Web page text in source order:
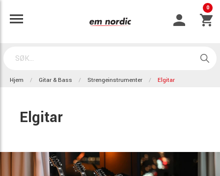
0
Hjem Gitar & Bass Strengeinstrumenter Elgitar
Elgitar